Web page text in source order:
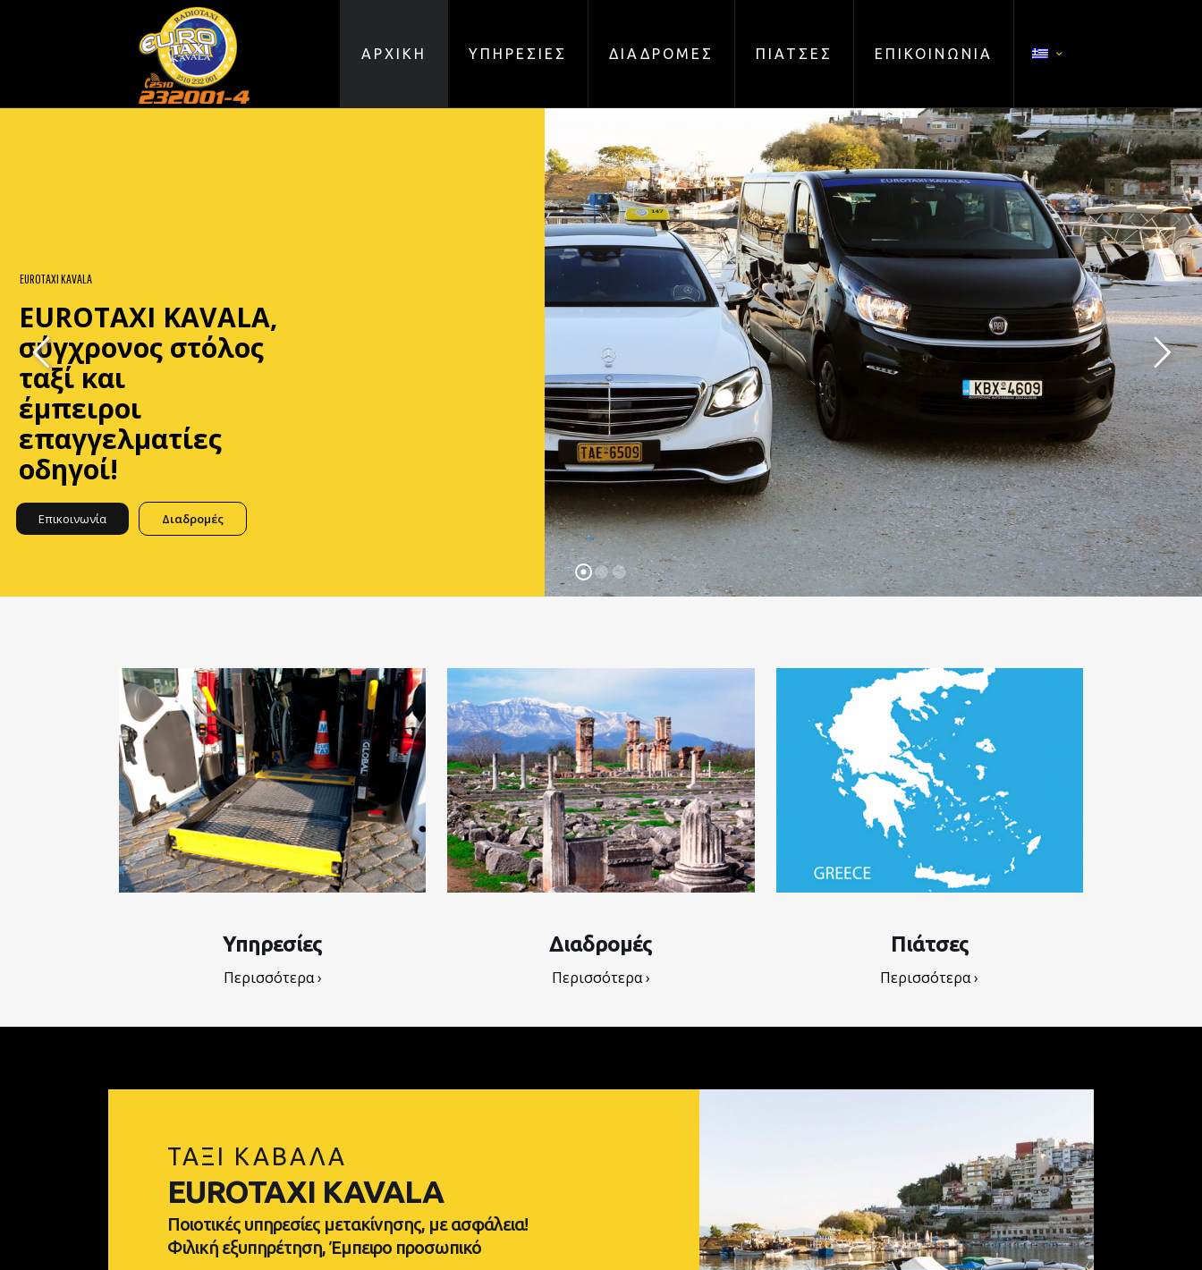
ΑΡΧΙΚΗ ΥΠΗΡΕΣΙΕΣ ΔΙΑΔΡΟΜΕΣ ΠΙΑΤΣΕΣ ΕΠΙΚΟΙΝΩΝΙΑ
EUROTAXI KAVALA,
σύγχρονος στόλος
ταξί και
έμπειροι
επαγγελματίες
οδηγοί!
EUROTAXI KAVALA
Επικοινωνία Διαδρομές
Υπηρεσίες
Περισσότερα ›
Διαδρομές
Περισσότερα ›
Πιάτσες
Περισσότερα ›
ΤΑΞΙ ΚΑΒΑΛΑ
EUROTAXI KAVALA
Ποιοτικές υπηρεσίες μετακίνησης, με ασφάλεια!
Φιλική εξυπηρέτηση, Έμπειρο προσωπικό